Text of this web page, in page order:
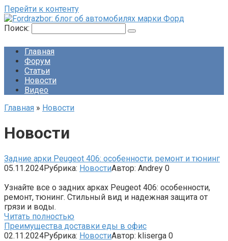
Перейти к контенту
Поиск:
Главная
Форум
Статьи
Новости
Видео
Главная » Новости
Новости
Задние арки Peugeot 406: особенности, ремонт и тюнинг
05.11.2024Рубрика: НовостиАвтор: Andrey 0
Узнайте все о задних арках Peugeot 406: особенности,
ремонт, тюнинг. Стильный вид и надежная защита от
грязи и воды.
Читать полностью
Преимущества доставки еды в офис
02.11.2024Рубрика: НовостиАвтор: kliserga 0